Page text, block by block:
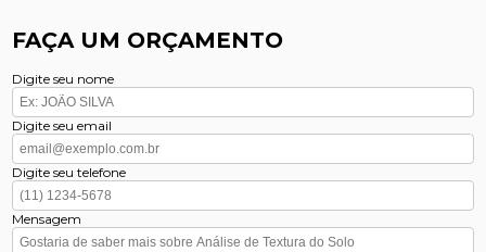
FAÇA UM ORÇAMENTO
Digite seu nome
Digite seu email
Digite seu telefone
Mensagem